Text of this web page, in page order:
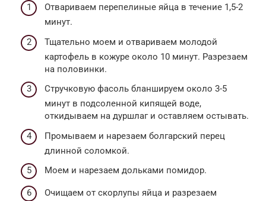
Отвариваем перепелиные яйца в течение 1,5-2
минут.
Тщательно моем и отвариваем молодой
картофель в кожуре около 10 минут. Разрезаем
на половинки.
Стручковую фасоль бланшируем около 3-5
минут в подсоленной кипящей воде,
откидываем на дуршлаг и оставляем остывать.
Промываем и нарезаем болгарский перец
длинной соломкой.
Моем и нарезаем дольками помидор.
Очищаем от скорлупы яйца и разрезаем